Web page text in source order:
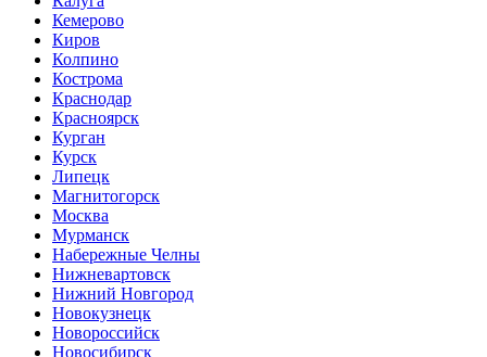
Кемерово
Киров
Колпино
Кострома
Краснодар
Красноярск
Курган
Курск
Липецк
Магнитогорск
Москва
Мурманск
Набережные Челны
Нижневартовск
Нижний Новгород
Новокузнецк
Новороссийск
Новосибирск